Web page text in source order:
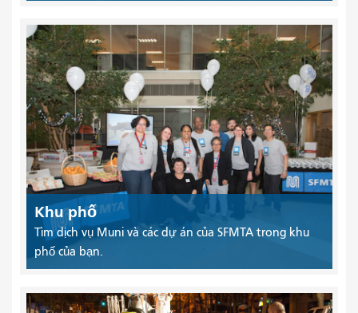
Khu phố
Tìm dịch vụ Muni và các dự án của SFMTA trong khu
phố của bạn.